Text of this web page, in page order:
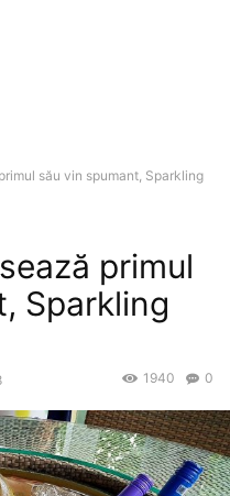
său vin spumant, Sparkling
primul
Sparkling
0
1940